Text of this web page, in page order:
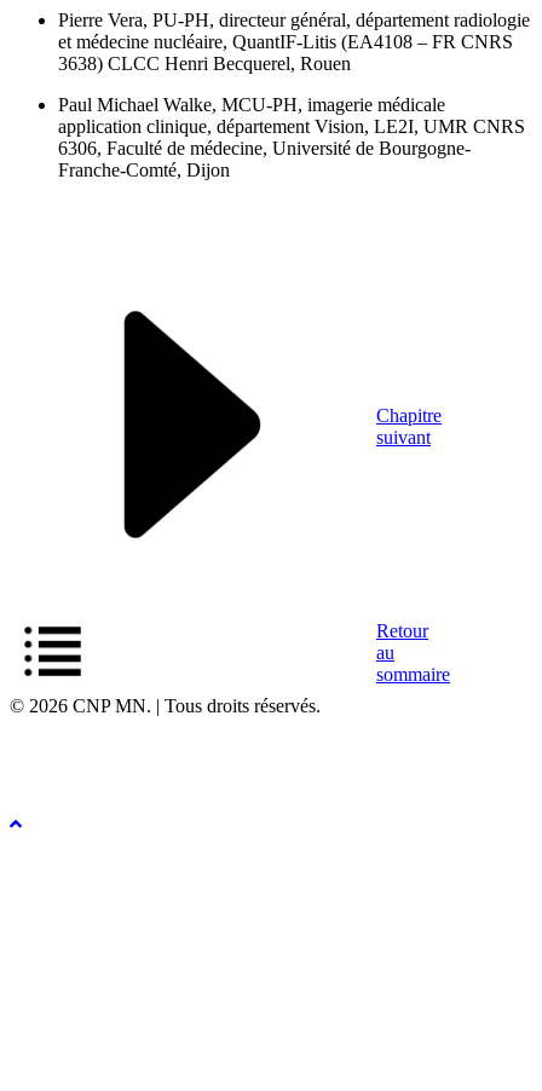
Pierre Vera, PU-PH, directeur général, département radiologie
et médecine nucléaire, QuantIF-Litis (EA4108 – FR CNRS
3638) CLCC Henri Becquerel, Rouen
Paul Michael Walke, MCU-PH, imagerie médicale
application clinique, département Vision, LE2I, UMR CNRS
6306, Faculté de médecine, Université de Bourgogne-
Franche-Comté, Dijon
Chapitre
suivant
Retour
au
sommaire
© 2026 CNP MN. | Tous droits réservés.